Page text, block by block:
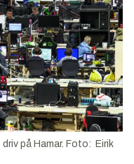
på Hamar. Foto: Eirik